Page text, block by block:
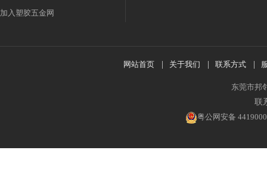
加入塑胶五金网
网站首页 关于我们 联系方式
东莞市邦
联
粤公网安备